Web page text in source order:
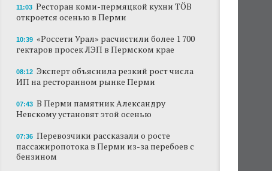
11:03 Ресторан коми-пермяцкой кухни TÖB
откроется осенью в Перми
10:39 «Россети Урал» расчистили более 1 700
гектаров просек ЛЭП в Пермском крае
08:12 Эксперт объяснила резкий рост числа
ИП на ресторанном рынке Перми
07:43 В Перми памятник Александру
Невскому установят этой осенью
07:36 Перевозчики рассказали о росте
пассажиропотока в Перми из-за перебоев с
бензином